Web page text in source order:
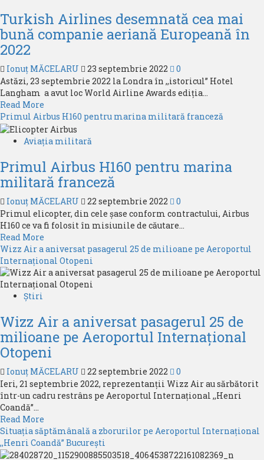
își
extinde
operațiunile
Italia
Turkish Airlines desemnată cea mai
bună companie aeriană Europeană în
2022
Ionuț MĂCELARU 23 septembrie 2022
0
Astăzi, 23 septembrie 2022 la Londra în ,,istoricul” Hotel
Langham a avut loc World Airline Awards ediția...
Read More
more
about
Turkish
desemnată
cea
mai
bună
companie
aeriană
în
2022
Primul Airbus H160 pentru marina militară franceză
Aviația militară
Primul Airbus H160 pentru marina
militară franceză
Ionuț MĂCELARU 22 septembrie 2022
0
Primul elicopter, din cele șase conform contractului, Airbus
H160 ce va fi folosit în misiunile de căutare...
Read More
more
about
Primul
Airbus
marina
militară
franceză
Wizz Air a aniversat pasagerul 25 de milioane pe Aeroportul
Internațional Otopeni
Știri
Wizz Air a aniversat pasagerul 25 de
milioane pe Aeroportul Internațional
Otopeni
Ionuț MĂCELARU 22 septembrie 2022
0
Ieri, 21 septembrie 2022, reprezentanții Wizz Air au sărbătorit
într-un cadru restrâns pe Aeroportul Internațional ,,Henri
Coandă”...
Read More
more
about
Wizz
Situația săptămânală a zborurilor pe Aeroportul Internațional
,,Henri Coandă” București